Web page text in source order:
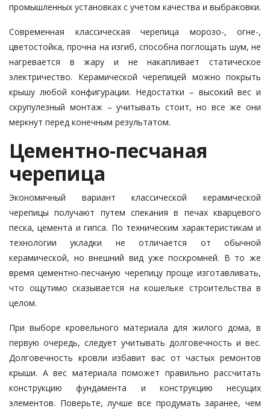
промышленных установках с учетом качества и выбраковки.
Современная классическая черепица морозо-, огне-,
цветостойка, прочна на изгиб, способна поглощать шум, не
нагревается в жару и не накапливает статическое
электричество. Керамической черепицей можно покрыть
крышу любой конфигурации. Недостатки – высокий вес и
скрупулезный монтаж – учитывать стоит, но все же они
меркнут перед конечным результатом.
Цементно-песчаная
черепица
Экономичный вариант классической керамической
черепицы получают путем спекания в печах кварцевого
песка, цемента и гипса. По техническим характеристикам и
технологии укладки не отличается от обычной
керамической, но внешний вид уже поскромней. В то же
время цементно-песчаную черепицу проще изготавливать,
что ощутимо сказывается на кошельке строительства в
целом.
При выборе кровельного материала для жилого дома, в
первую очередь, следует учитывать долговечность и вес.
Долговечность кровли избавит вас от частых ремонтов
крыши. А вес материала поможет правильно рассчитать
конструкцию фундамента и конструкцию несущих
элементов. Поверьте, лучше все продумать заранее, чем